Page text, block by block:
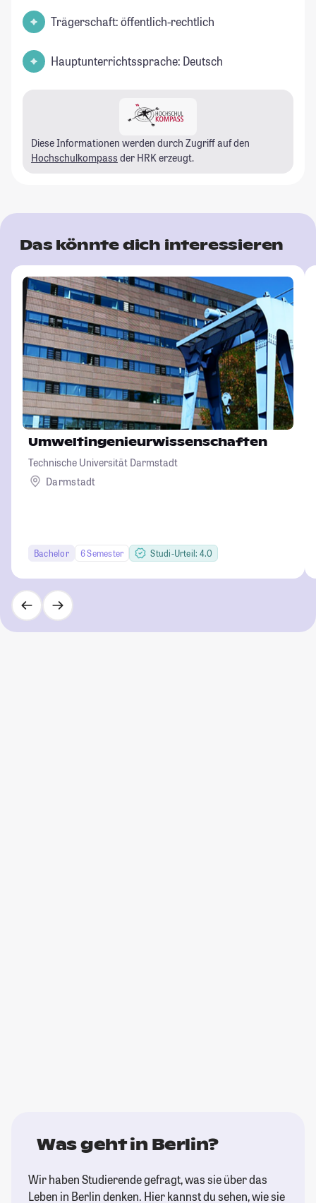
Trägerschaft: öffentlich-rechtlich
Hauptunterrichtssprache: Deutsch
Diese Informationen werden durch Zugriff auf den
Hochschulkompass der HRK erzeugt.
Das könnte dich interessieren
Umweltingenieurwissenschaften
Technische Universität Darmstadt
Darmstadt
Bachelor 6 Semester Studi-Urteil: 4.0
Was geht in Berlin?
Wir haben Studierende gefragt, was sie über das
Leben in Berlin denken. Hier kannst du sehen, wie sie